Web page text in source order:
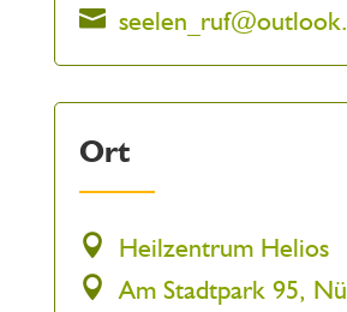
Ort
Heilzentrum Helios
Am Stadtpark 95,